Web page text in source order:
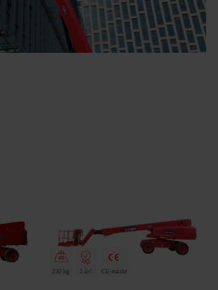
230 kg 2 år! CE-märkt